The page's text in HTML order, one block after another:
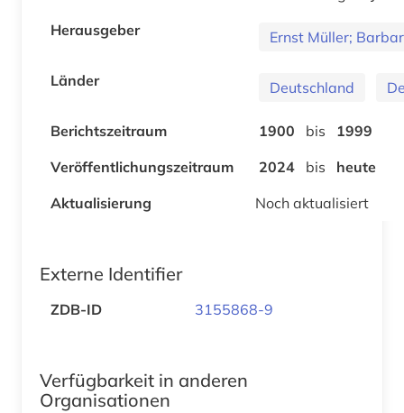
Herausgeber
Ernst Müller;
Länder Deutschland
Berichtszeitraum 1900 bis
1999
Veröffentlichungszeitraum
2024 bis
heute
Aktualisierung
Noch aktualisiert
Externe Identifier
ZDB-ID 3155868-9
Verfügbarkeit in anderen
Organisationen